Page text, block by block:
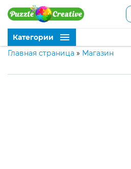
Категории
Главная страница » Магазин